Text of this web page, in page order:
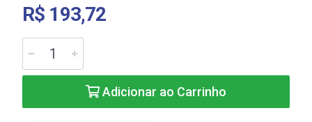
R$ 193,72
Adicionar ao Carrinho